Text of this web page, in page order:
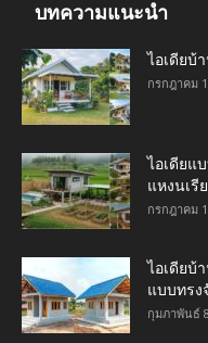
บทความแนะนำ
ไอเดียบ้
กรกฎาคม
ไอเดียแ
แหงนเรี
กรกฎาคม
ไอเดียบ้
แบบทรง
กุมภาพันธ์